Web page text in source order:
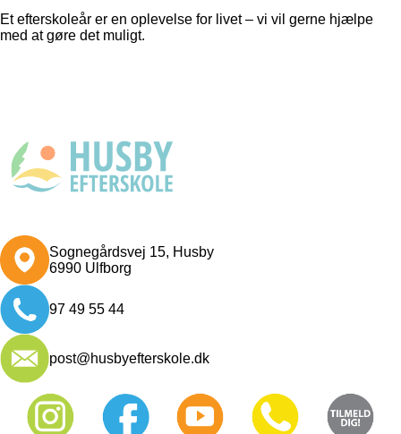
Et efterskoleår er en oplevelse for livet – vi vil gerne hjælpe
med at gøre det muligt.
Sognegårdsvej 15, Husby
6990 Ulfborg
97 49 55 44
post@husbyefterskole.dk